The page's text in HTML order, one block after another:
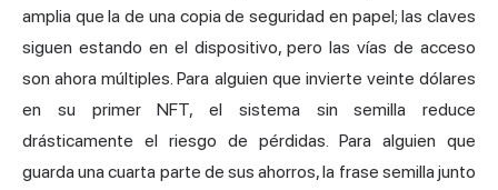
amplia que la de una copia de seguridad en papel; las claves
siguen estando en el dispositivo, pero las vías de acceso
son ahora múltiples. Para alguien que invierte veinte dólares
en su primer NFT, el sistema sin semilla reduce
drásticamente el riesgo de pérdidas. Para alguien que
guarda una cuarta parte de sus ahorros, la frase semilla junto